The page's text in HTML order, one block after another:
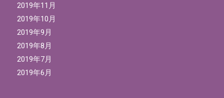
2019年11月
2019年10月
2019年9月
2019年8月
2019年7月
2019年6月